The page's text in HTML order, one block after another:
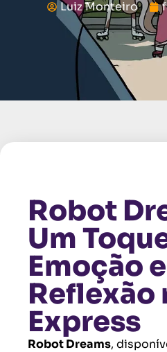
Luiz Monteiro
Robot
Um
Emoção e
Reflexão
Express
Robot Dreams,